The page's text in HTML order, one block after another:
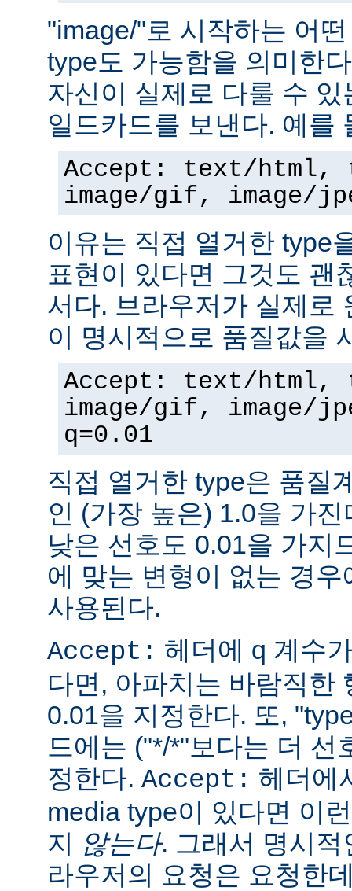
"image/"로 시작하는 어
type도 가능함을 의미한
자신이 실제로 다룰 수
일드카드를 보낸다. 예를
Accept: text/
image/gif, image/
이유는 직접 열거한 type
표현이 있다면 그것도 괜
서다. 브라우저가 실제로
이 명시적으로 품질값을
Accept: text/
image/gif, image/
q=0.01
직접 열거한 type은 품질
인 (가장 높은) 1.0을 가
낮은 선호도 0.01을 가지
에 맞는 변형이 없는 경
사용된다.
Accept: 헤더에 q 계수
다면, 아파치는 바람직한
0.01을 지정한다. 또,
드에는 ("*/*"보다는 더 선
정한다. Accept: 헤더에
media type이 있다면 이
지
않는다. 그래서 명시
라우저의 요청은 요청한